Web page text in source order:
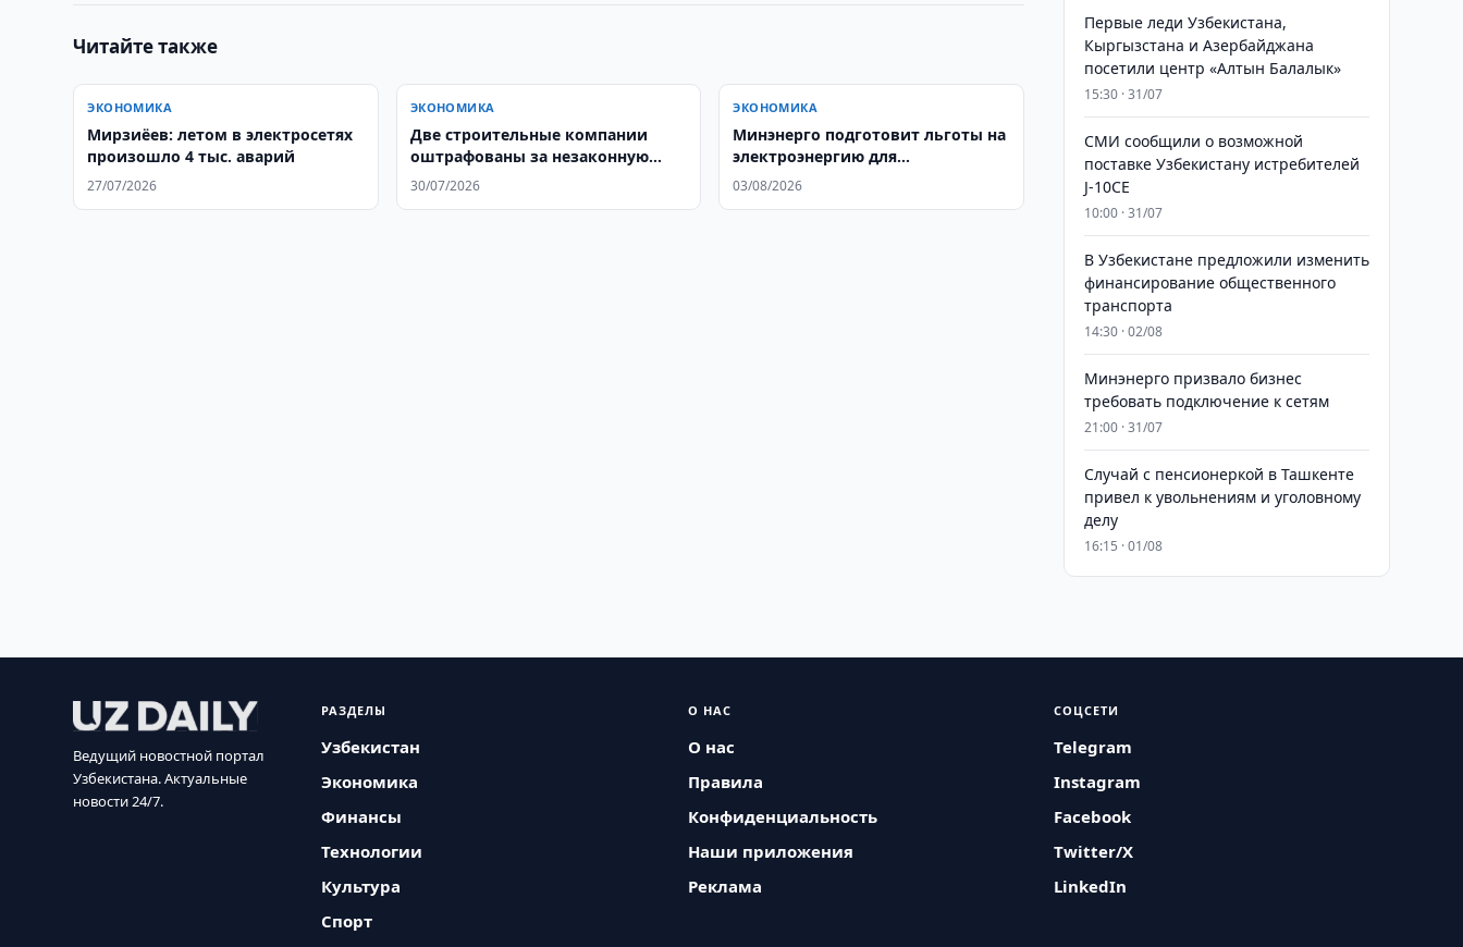
Читайте также
ЭКОНОМИКА
Мирзиёев: летом в электросетях
произошло 4 тыс. аварий
27/07/2026
ЭКОНОМИКА
Две строительные компании
оштрафованы за незаконную
рекламу
30/07/2026
ЭКОНОМИКА
Минэнерго подготовит льготы на
электроэнергию для
негазифицированных районов
03/08/2026
Первые леди Узбекистана,
Кыргызстана и Азербайджана
посетили центр «Алтын Балалык»
15:30 · 31/07
СМИ сообщили о возможной
поставке Узбекистану истребителей
J-10CE
10:00 · 31/07
В Узбекистане предложили изменить
финансирование общественного
транспорта
14:30 · 02/08
Минэнерго призвало бизнес
требовать подключение к сетям
21:00 · 31/07
Случай с пенсионеркой в Ташкенте
привел к увольнениям и уголовному
делу
16:15 · 01/08
Ведущий новостной портал
Узбекистана. Актуальные
новости 24/7.
РАЗДЕЛЫ
Узбекистан
Экономика
Финансы
Технологии
Культура
Спорт
О НАС
О нас
Правила
Конфиденциальность
Наши приложения
Реклама
СОЦСЕТИ
Telegram
Instagram
Facebook
Twitter/X
LinkedIn